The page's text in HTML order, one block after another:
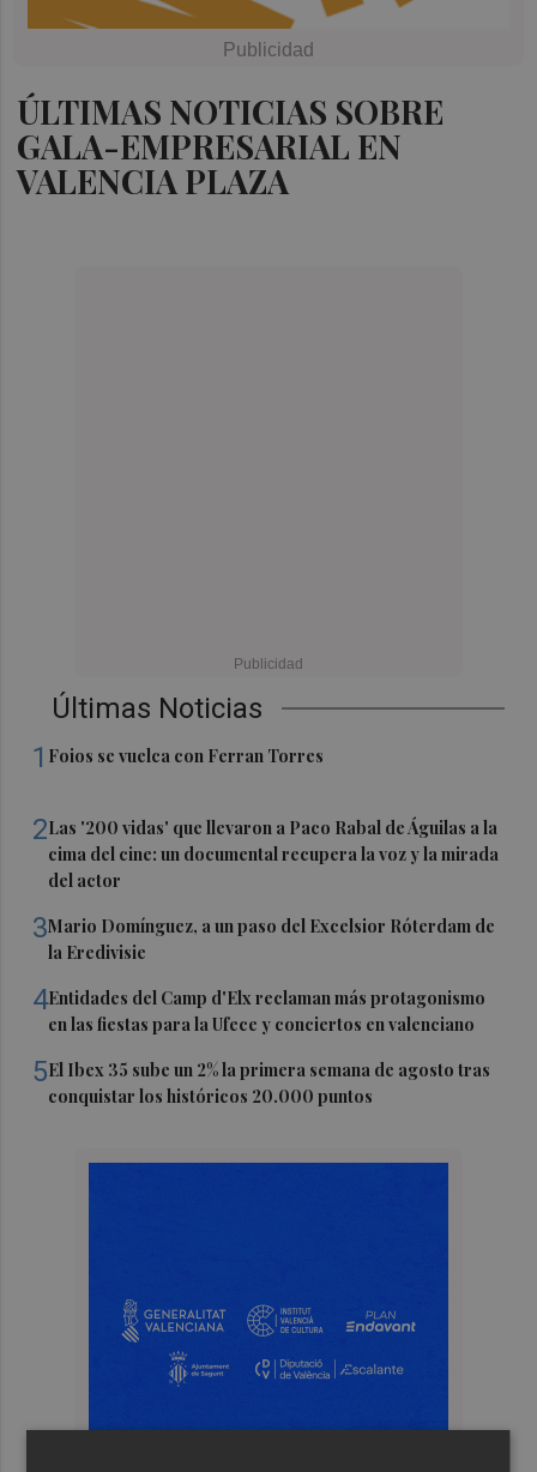
ÚLTIMAS NOTICIAS SOBRE
GALA-EMPRESARIAL EN
VALENCIA PLAZA
Últimas Noticias
1 Foios se vuelca con Ferran Torres
2Las '200 vidas' que llevaron a Paco Rabal de Águilas a la
cima del cine: un documental recupera la voz y la mirada
del actor
3Mario Domínguez, a un paso del Excelsior Róterdam de
la Eredivisie
4Entidades del Camp d'Elx reclaman más protagonismo
en las fiestas para la Ufece y conciertos en valenciano
5El Ibex 35 sube un 2% la primera semana de agosto tras
conquistar los históricos 20.000 puntos